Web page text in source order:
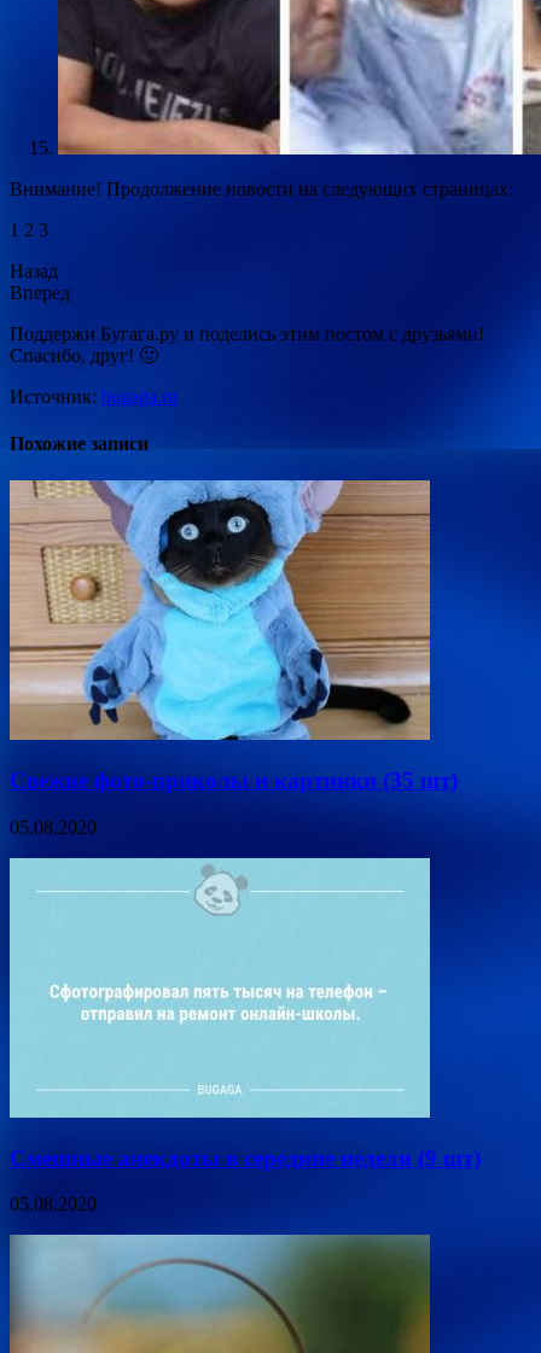
Внимание! Продолжение новости на следующих страницах:
1 2 3
Назад
Вперед
Поддержи Бугага.ру и поделись этим постом с друзьями!
Спасибо, друг! 🙂
Источник: bugaga.ru
Похожие записи
Свежие фото-приколы и картинки (35 шт)
05.08.2020
Смешные анекдоты в середине недели (9 шт)
05.08.2020